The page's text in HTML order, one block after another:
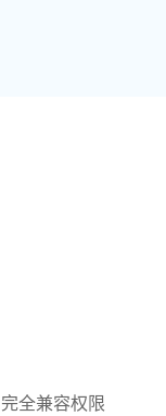
全兼容权限